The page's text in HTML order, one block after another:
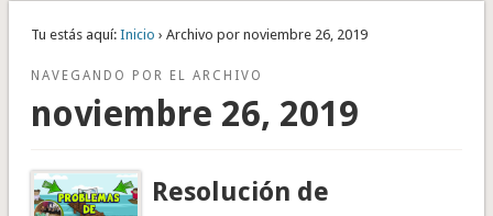
Tu estás aquí: Inicio › Archivo por noviembre 26, 2019
NAVEGANDO POR EL ARCHIVO
noviembre 26, 2019
Resolución de